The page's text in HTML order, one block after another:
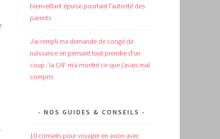
bienveillant épuise pourtant l’autorité des
parents
J’ai rempli ma demande de congé de
naissance en pensant tout prendre d’un
coup : la CAF m’a montré ce que j’avais mal
compris
NOS GUIDES & CONSEILS
10 conseils pour voyager en avion avec